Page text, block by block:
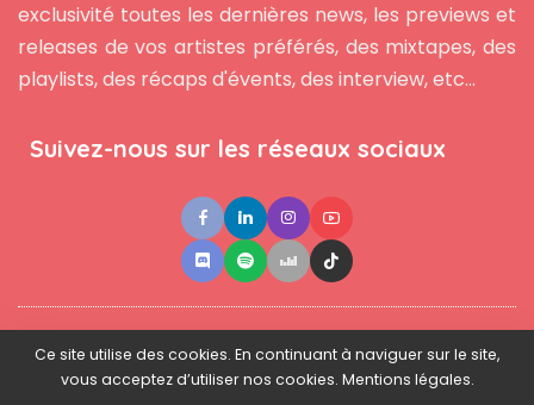
exclusivité toutes les dernières news, les previews et
releases de vos artistes préférés, des mixtapes, des
playlists, des récaps d'évents, des interview, etc...
Suivez-nous sur les réseaux sociaux
Contact ●Newsletter ● L'équipe ● Mentions légales
Ce site utilise des cookies. En continuant à naviguer sur le site,
vous acceptez d’utiliser nos cookies. Mentions légales.